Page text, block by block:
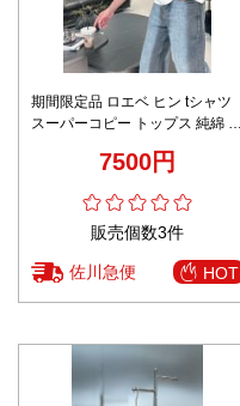
期間限定品 ロエベ ヒン tシャツ
スーパーコピー トップス 純綿 半
7500円
販売個数3件
佐川急便 HOT